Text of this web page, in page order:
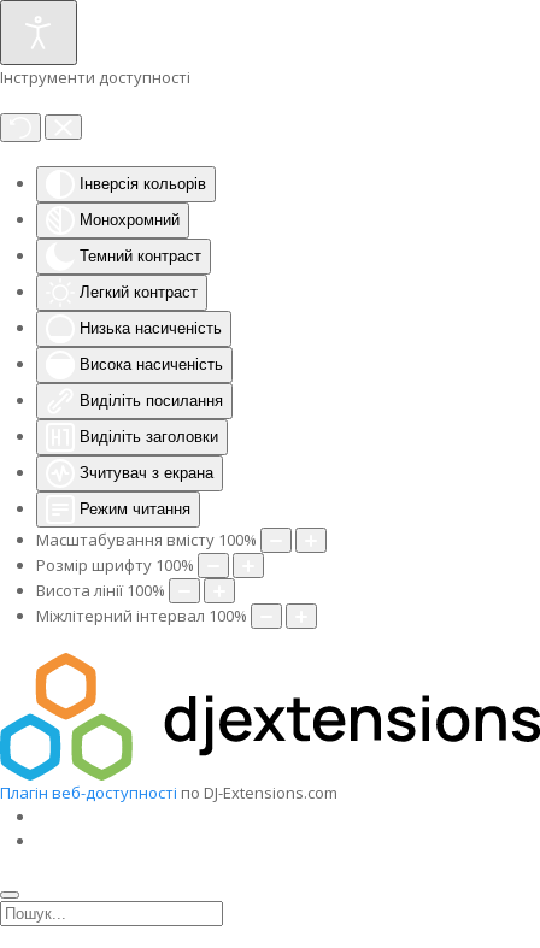
Інструменти доступності
Інверсія кольорів
Монохромний
Темний контраст
Легкий контраст
Низька насиченість
Висока насиченість
Виділіть посилання
Виділіть заголовки
Зчитувач з екрана
Режим читання
Масштабування вмісту 100%
Розмір шрифту 100%
Висота лінії 100%
Міжлітерний інтервал 100%
Плагін веб-доступності по DJ-Extensions.com